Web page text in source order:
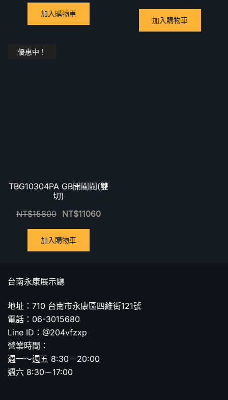
加入購物車
加入購物車
優惠中！
TBG10304PA GB開關閥(雙
切)
NT$15800 NT$11060
加入購物車
台南永康展示廳
地址：710 台南市永康區四維街121號
電話：06-3015680
Line ID：@204vfzxp
營業時間：
週一～週五 8:30－20:00
週六 8:30－17:00